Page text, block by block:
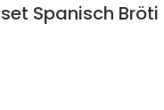
Spanisch Bröti